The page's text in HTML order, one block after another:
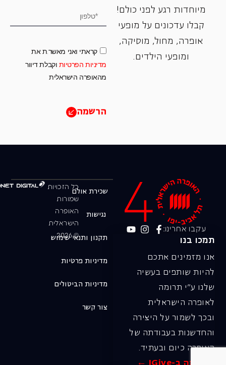
מיוחדות רגע לפני כולם!
קבלו עדכונים על מופעי
אופרה, ‏מחול, ‏מוסיקה,
ומופעי הילדים.
קראתי ואני מאשר.ת את
מדיניות הפרטיות וקבלת דיוור
מהאופרה הישראלית
הרשמה
עקבו אחרינו:
תמכו בנו
אנו מזמינים אתכם
להיות שותפים בעשיה
שלנו ע"י תרומה
לאופרה הישראלית
ובכך לשמור על היצירה
והחדשנות בעבודתה של
האופרה כיום ובעתיד.
לתרומה ב-JGive ←
כל הזכויות
שמורות
האופרה
הישראלית
© 2026
שכירת אולם
נגישות
תקנון ותנאי שימוש
מדיניות פרטיות
מדיניות הביטולים
צור קשר